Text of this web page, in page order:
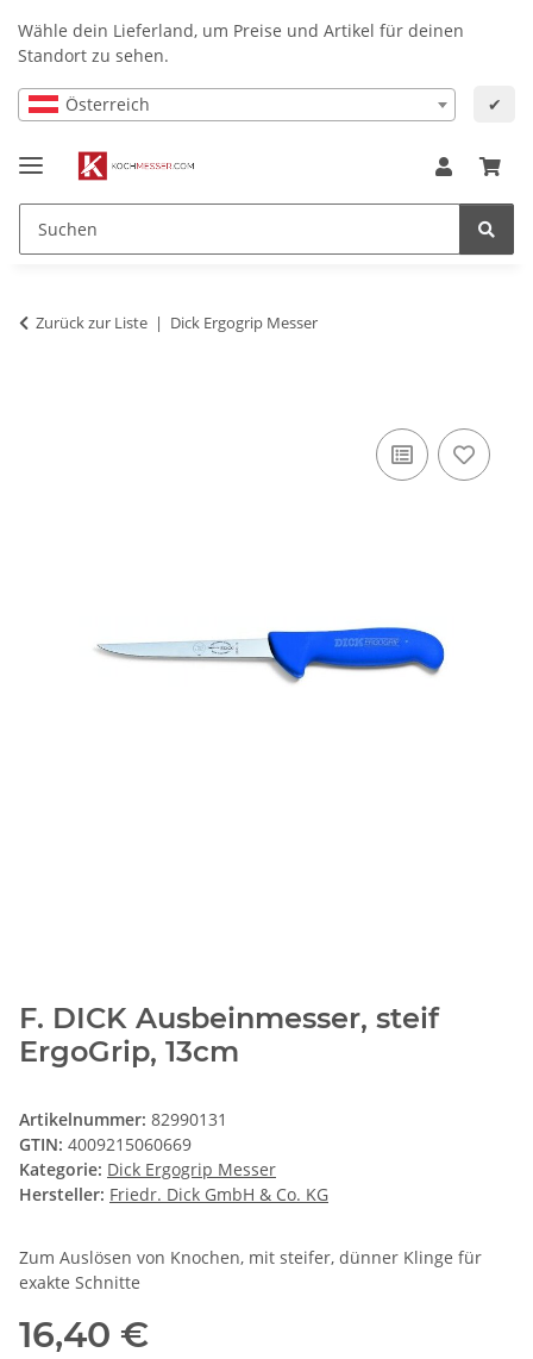
Wähle dein Lieferland, um Preise und Artikel für deinen
Standort zu sehen.
Österreich ✔
Zurück zur Liste Dick Ergogrip Messer
F. DICK Ausbeinmesser, steif
ErgoGrip, 13cm
Artikelnummer: 82990131
GTIN: 4009215060669
Kategorie: Dick Ergogrip Messer
Hersteller: Friedr. Dick GmbH & Co. KG
Zum Auslösen von Knochen, mit steifer, dünner Klinge für
exakte Schnitte
16,40 €